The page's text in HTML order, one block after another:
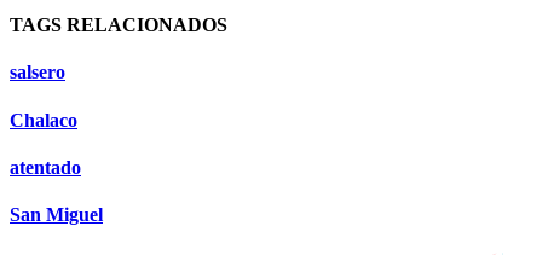
TAGS RELACIONADOS
salsero
Chalaco
atentado
San Miguel